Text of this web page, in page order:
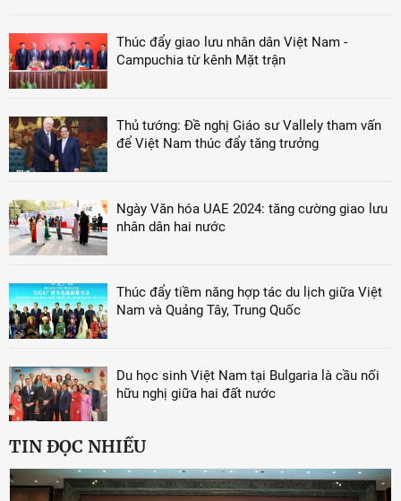
Thúc đẩy giao lưu nhân dân Việt Nam -
Campuchia từ kênh Mặt trận
Thủ tướng: Đề nghị Giáo sư Vallely tham vấn
để Việt Nam thúc đẩy tăng trưởng
Ngày Văn hóa UAE 2024: tăng cường giao lưu
nhân dân hai nước
Thúc đẩy tiềm năng hợp tác du lịch giữa Việt
Nam và Quảng Tây, Trung Quốc
Du học sinh Việt Nam tại Bulgaria là cầu nối
hữu nghị giữa hai đất nước
TIN ĐỌC NHIỀU